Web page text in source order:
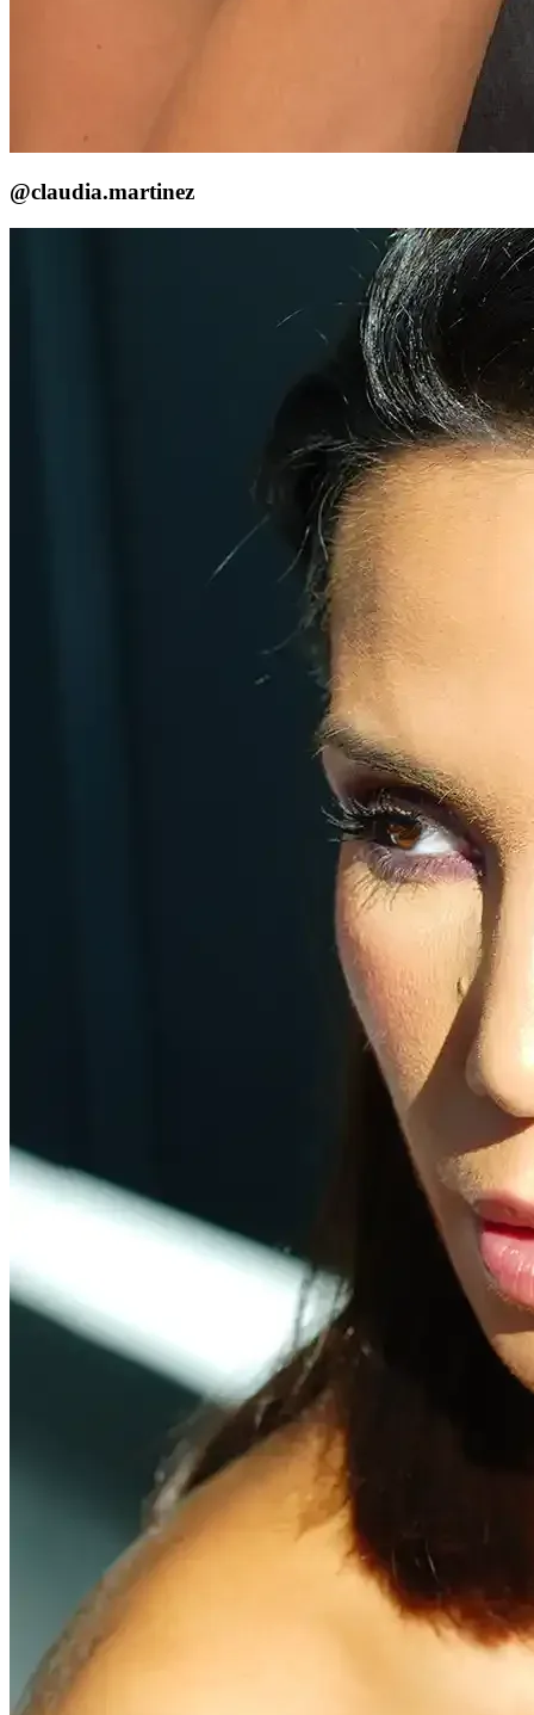
@claudia.martinez